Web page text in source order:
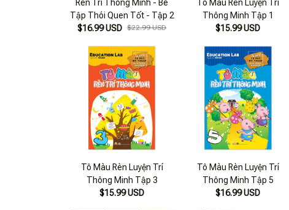
Rèn Trí Thông Minh - Bé
Tập Thói Quen Tốt - Tập 2
$16.99 USD $22.99 USD
Tô Màu Rèn Luyện Trí
Thông Minh Tập 1
$15.99 USD
Tô Màu Rèn Luyện Trí
Thông Minh Tập 3
$15.99 USD
Tô Màu Rèn Luyện Trí
Thông Minh Tập 5
$16.99 USD